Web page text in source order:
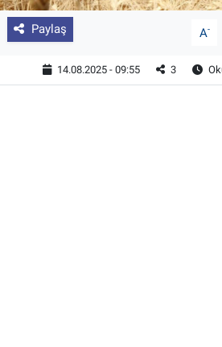
Paylaş A-
14.08.2025 - 09:55 3
Şeker ve Şekerli Mamüller
Tahıllar ve Baklagiller